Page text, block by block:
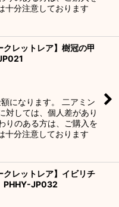
十分注意しております
クレットレア】樹冠の甲
になります。 二アミン
対しては、個人差があり
りのある方は、ご購入を
十分注意しております
クレットレア】イビリチ
PHHY-JP032